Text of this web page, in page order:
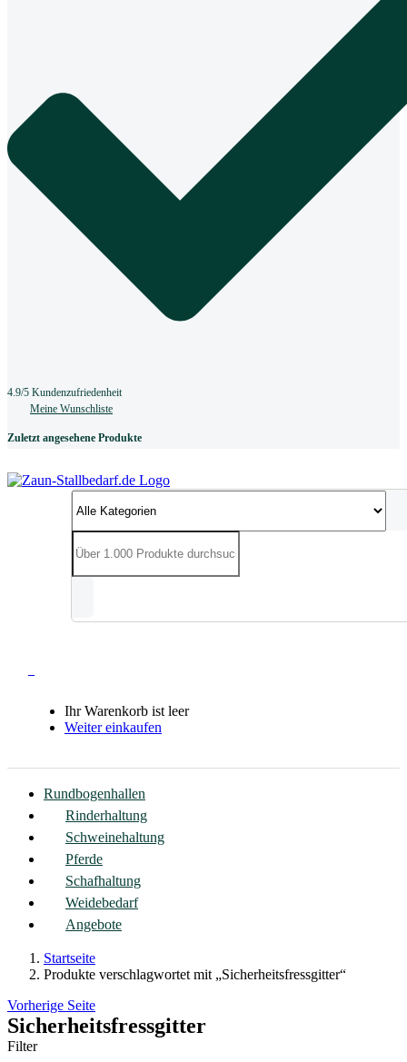
4.9/5 Kundenzufriedenheit
Meine Wunschliste
Zuletzt angesehene Produkte
Ihr Warenkorb ist leer
Weiter einkaufen
Rundbogenhallen
Rinderhaltung
Schweinehaltung
Pferde
Schafhaltung
Weidebedarf
Angebote
Startseite
Produkte verschlagwortet mit „Sicherheitsfressgitter“
Vorherige Seite
Sicherheitsfressgitter
Filter